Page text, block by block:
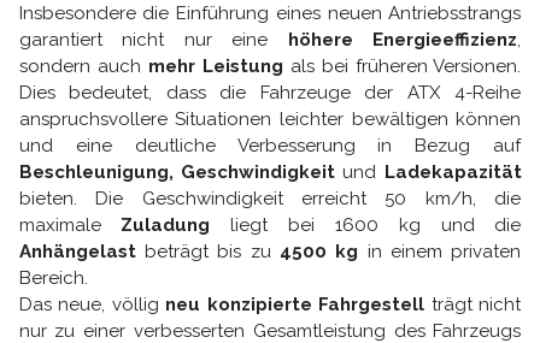
Insbesondere die Einführung eines neuen Antriebsstrangs
garantiert nicht nur eine höhere Energieeffizienz,
sondern auch mehr Leistung als bei früheren Versionen.
Dies bedeutet, dass die Fahrzeuge der ATX 4-Reihe
anspruchsvollere Situationen leichter bewältigen können
und eine deutliche Verbesserung in Bezug auf
Beschleunigung, Geschwindigkeitund Ladekapazität
bieten. Die Geschwindigkeit erreicht 50 km/h, die
maximale Zuladung liegt bei 1600 kg und die
Anhängelastbeträgt bis zu 4500 kg in einem privaten
Bereich.
Das neue, völlig neu konzipierte Fahrgestell trägt nicht
nur zu einer verbesserten Gesamtleistung des Fahrzeugs